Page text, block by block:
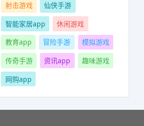
射击游戏
仙侠手游
智能家居app
休闲游戏
教育app
冒险手游
模拟游戏
传奇手游
资讯app
趣味游戏
网购app